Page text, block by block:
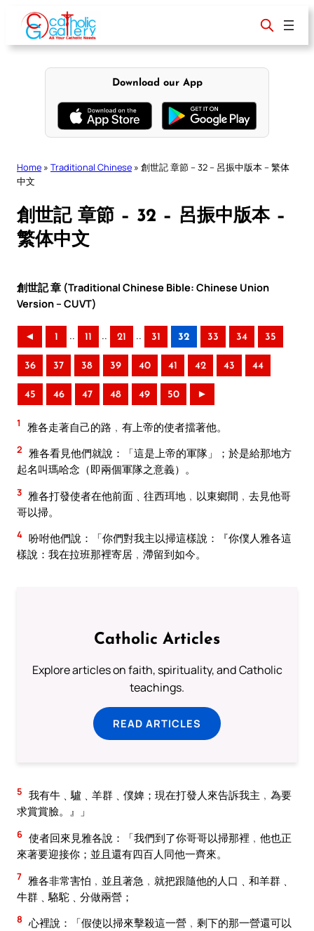
content
Download our App
Home » Traditional Chinese » 創世記 章節 – 32 – 呂振中版本 – 繁体
中文
創世記 章節 – 32 – 呂振中版本 –
繁体中文
創世記 章 (Traditional Chinese Bible: Chinese Union
Version – CUVT)
◄ 1 .. 11 .. 21 .. 31 32 33 34 35
36 37 38 39 40 41 42 43 44
45 46 47 48 49 50 ►
1 雅各走著自己的路﹐有上帝的使者擋著他。
2 雅各看見他們就說：「這是上帝的軍隊」；於是給那地方
起名叫瑪哈念（即兩個軍隊之意義）。
3 雅各打發使者在他前面﹑往西珥地﹐以東鄉間﹐去見他哥
哥以掃。
4 吩咐他們說：「你們對我主以掃這樣說：『你僕人雅各這
樣說：我在拉班那裡寄居﹐滯留到如今。
Catholic Articles
Explore articles on faith, spirituality, and Catholic
teachings.
READ ARTICLES
5 我有牛﹑驢﹑羊群﹑僕婢；現在打發人來告訴我主﹐為要
求賞賞臉。』」
6 使者回來見雅各說：「我們到了你哥哥以掃那裡﹐他也正
來著要迎接你；並且還有四百人同他一齊來。
7 雅各非常害怕﹐並且著急﹐就把跟隨他的人口﹑和羊群﹑
牛群﹑駱駝﹑分做兩營；
8 心裡說：「假使以掃來擊殺這一營﹐剩下的那一營還可以